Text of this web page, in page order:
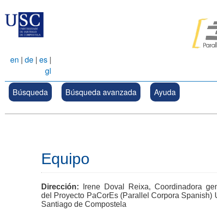
en | de | es |
gl
Búsqueda
Búsqueda avanzada Ayuda
Equipo
Dirección: Irene Doval Reixa, Coordinadora
del Proyecto PaCorEs (Parallel Corpora Spanish)
Santiago de Compostela